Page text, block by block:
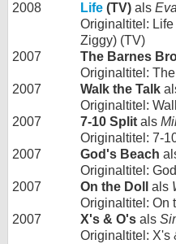
2008
Life (TV) als
Originaltitel:
Ziggy) (TV)
2007
The Barnes
Originaltitel:
2007
Walk the Talk
Originaltitel:
2007
7-10 Split als
Originaltitel: 7-
2007
God's Beach
Originaltitel:
2007
On the Doll als
Originaltitel: On
2007
X's & O's als
Originaltitel: X's